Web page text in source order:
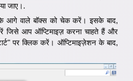
जाए।.
आगे वाले बॉक्स को चेक करें। इसके बाद,
जिसे आप ऑप्टिमाइज़ करना चाहते हैं और
पर क्लिक करें। ऑप्टिमाइज़ेशन के बाद,